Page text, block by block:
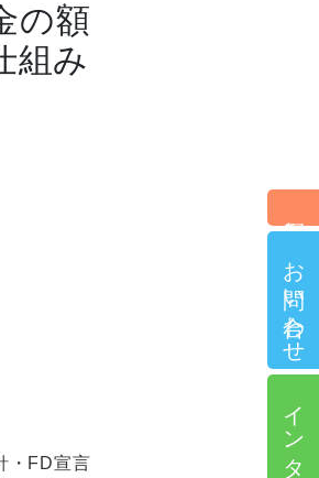
の額
組み
お問い合わせ
・FD宣言